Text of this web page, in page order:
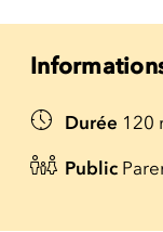
Durée 120
Public